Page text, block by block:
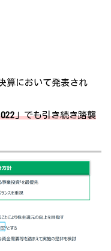
算において発表され
」でも引き続き踏襲